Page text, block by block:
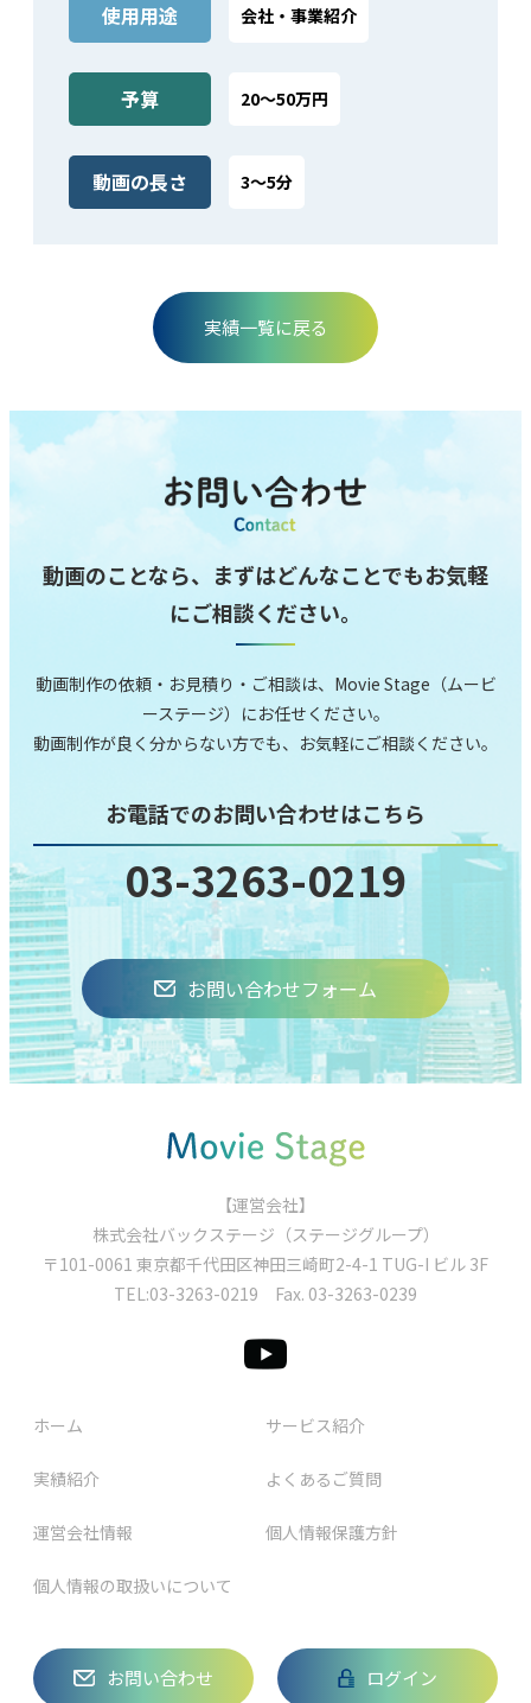
使⽤⽤途 会社‧事業紹介
予算 20～50万円
動画の⻑さ 3～5分
実績⼀覧に戻る
動画のことなら、まずはどんなことでもお気軽
にご相談ください。
動画制作の依頼‧お⾒積り‧ご相談は、Movie Stage（ムービ
ーステージ）にお任せください。
動画制作が良く分からない⽅でも、お気軽にご相談ください。
お電話でのお問い合わせはこちら
03-3263-0219
お問い合わせフォーム
【運営会社】
株式会社バックステージ（ステージグループ）
〒101-0061 東京都千代⽥区神⽥三崎町2-4-1 TUG-I ビル 3F
TEL:03-3263-0219 Fax. 03-3263-0239
ホーム サービス紹介
実績紹介 よくあるご質問
運営会社情報 個人情報保護方針
個人情報の取扱いについて
お問い合わせ ログイン